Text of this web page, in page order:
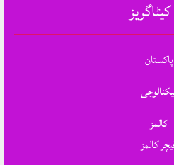
پاکستان
کالمز
کالمز